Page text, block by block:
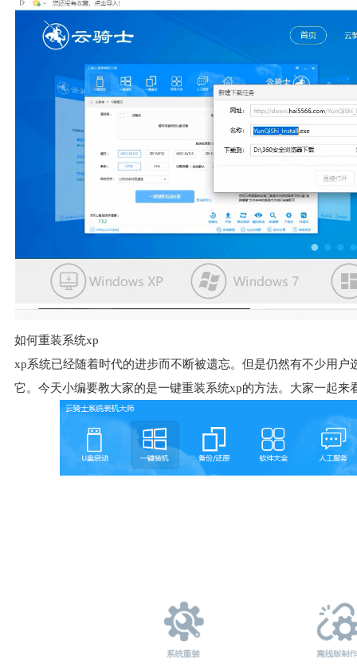
如何重装系统xp
xp系统已经随着时代的进步而不断被遗忘。但是仍然有不少用
它。今天小编要教大家的是一键重装系统xp的方法。大家一起来